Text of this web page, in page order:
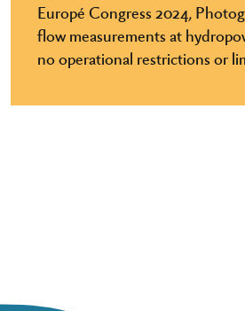
Europé Congress 2024,
flow measurements at
no operational restrictions or